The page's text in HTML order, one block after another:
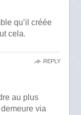
qu’il créée
cela.
au plus
via
REPLY